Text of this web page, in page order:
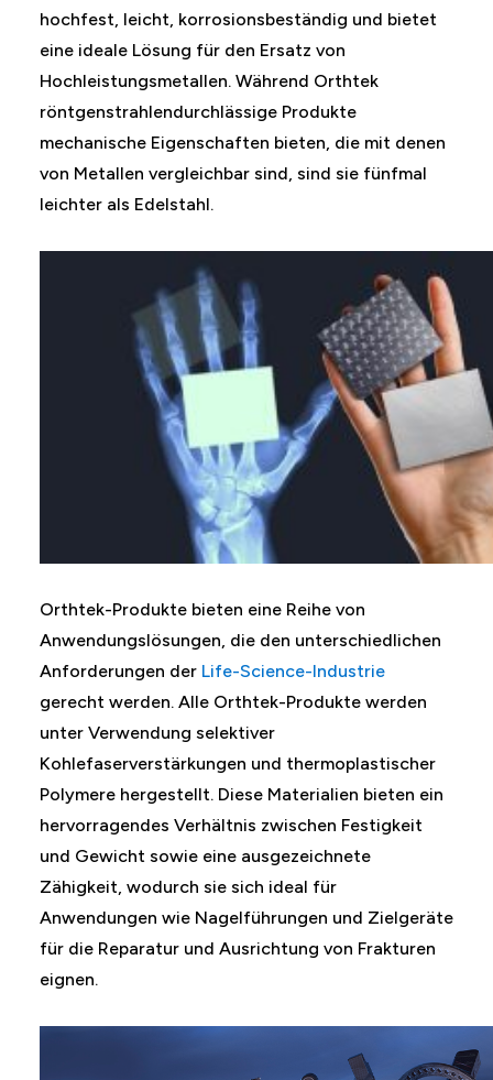
hochfest, leicht, korrosionsbeständig und bietet
eine ideale Lösung für den Ersatz von
Hochleistungsmetallen. Während Orthtek
röntgenstrahlendurchlässige Produkte
mechanische Eigenschaften bieten, die mit denen
von Metallen vergleichbar sind, sind sie fünfmal
leichter als Edelstahl.
Orthtek-Produkte bieten eine Reihe von
Anwendungslösungen, die den unterschiedlichen
Anforderungen der Life-Science-Industrie
gerecht werden. Alle Orthtek-Produkte werden
unter Verwendung selektiver
Kohlefaserverstärkungen und thermoplastischer
Polymere hergestellt. Diese Materialien bieten ein
hervorragendes Verhältnis zwischen Festigkeit
und Gewicht sowie eine ausgezeichnete
Zähigkeit, wodurch sie sich ideal für
Anwendungen wie Nagelführungen und Zielgeräte
für die Reparatur und Ausrichtung von Frakturen
eignen.